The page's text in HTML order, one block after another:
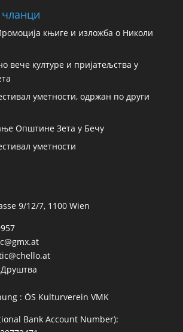
књиге и изложба о Николи
вече културе и пријатељства у
уметности, одржан по други
Општине Зета у Бечу
уметности
9/12/7, 1100 Wien
: ÖS Kulturverein VMK
Bank Account Number):